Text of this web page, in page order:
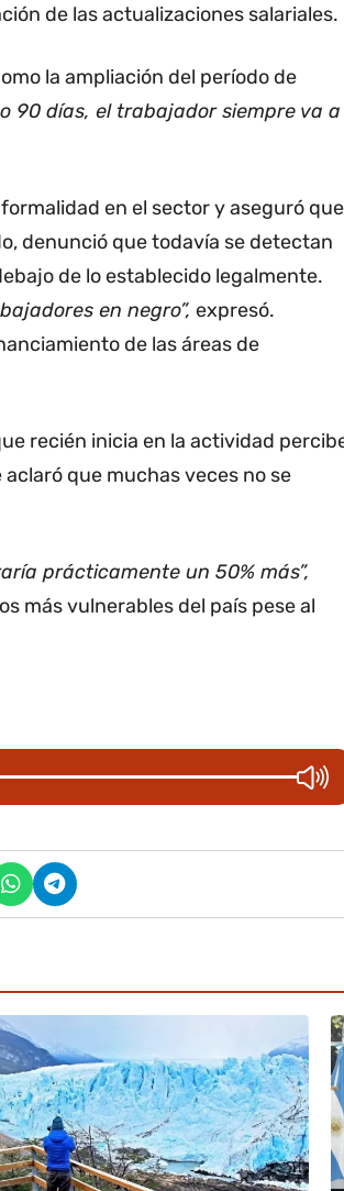
de las actualizaciones salariales.
la ampliación del período de
90 días, el trabajador siempre va a
en el sector y aseguró que
denunció que todavía se detectan
de lo establecido legalmente.
en negro”, expresó.
de las áreas de
recién inicia en la actividad
que muchas veces no se
prácticamente un 50% más”,
más vulnerables del país pese al